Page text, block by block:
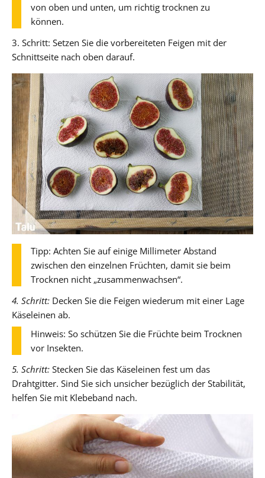
von oben und unten, um richtig trocknen zu
können.
3. Schritt: Setzen Sie die vorbereiteten Feigen mit der
Schnittseite nach oben darauf.
Tipp: Achten Sie auf einige Millimeter Abstand
zwischen den einzelnen Früchten, damit sie beim
Trocknen nicht „zusammenwachsen“.
4. Schritt: Decken Sie die Feigen wiederum mit einer Lage
Käseleinen ab.
Hinweis: So schützen Sie die Früchte beim Trocknen
vor Insekten.
5. Schritt: Stecken Sie das Käseleinen fest um das
Drahtgitter. Sind Sie sich unsicher bezüglich der Stabilität,
helfen Sie mit Klebeband nach.